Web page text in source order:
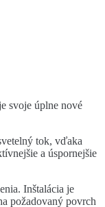
svoje úplne nové
tok, vďaka
a úspornejšie
Inštalácia je
požadovaný povrch